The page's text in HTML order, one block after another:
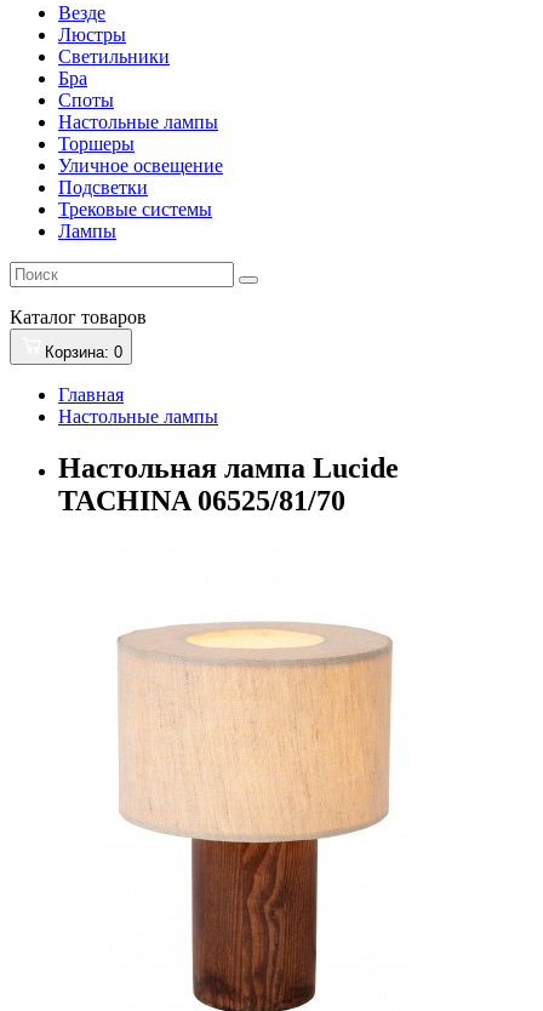
Везде
Люстры
Светильники
Бра
Споты
Настольные лампы
Торшеры
Уличное освещение
Подсветки
Трековые системы
Лампы
Каталог товаров
Корзина: 0
Главная
Настольные лампы
Настольная лампа Lucide
TACHINA 06525/81/70